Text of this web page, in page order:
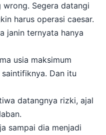
Segera datangi
harus operasi caesar.
janin ternyata hanya
usia maksimum
Dan itu
datangnya rizki, ajal
sampai dia menjadi